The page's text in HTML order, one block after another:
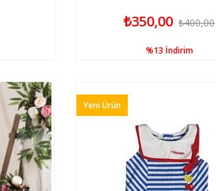
₺350,00 ₺400,00
%13 İndirim
Yeni Ürün